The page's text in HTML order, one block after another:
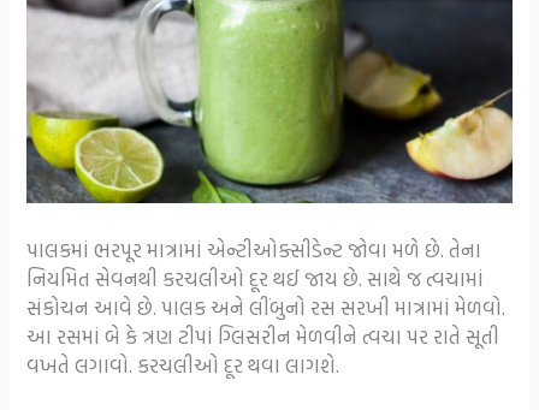
પાલકમાં ભરપૂર માત્રામાં એન્ટીઓક્સીડેન્ટ જોવા મળે છે. તેના
નિયમિત સેવનથી કરચલીઓ દૂર થઈ જાય છે. સાથે જ ત્વચામાં
સંકોચન આવે છે. પાલક અને લીંબુનો રસ સરખી માત્રામાં મેળવો.
આ રસમાં બે કે ત્રણ ટીપાં ગ્લિસરીન મેળવીને ત્વચા પર રાતે સૂતી
વખતે લગાવો. કરચલીઓ દૂર થવા લાગશે.